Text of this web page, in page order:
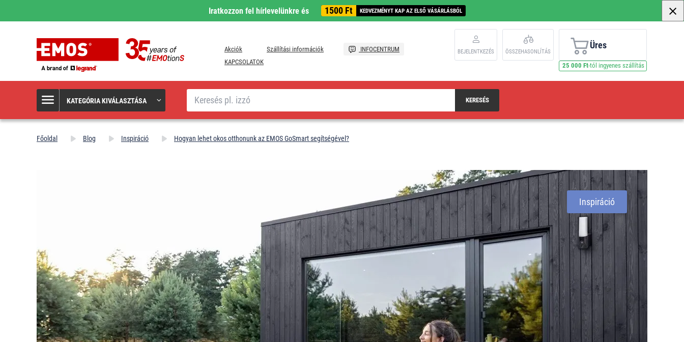
Iratkozzon fel hírlevelünkre és 1500 Ft KEDVEZMÉNYT KAP AZ ELSŐ VÁSÁRLÁSBÓL
Akciók Szállítási információk
INFOCENTRUM
KAPCSOLATOK
BEJELENTKEZÉS ÖSSZEHASONLÍTÁS
Üres
25 000 Ft-tól ingyenes szállítás
KATEGÓRIA KIVÁLASZTÁSA
Keresés
KERESÉS
Főoldal Blog Inspiráció Hogyan lehet okos otthonunk az EMOS GoSmart segítségével?
Inspiráció